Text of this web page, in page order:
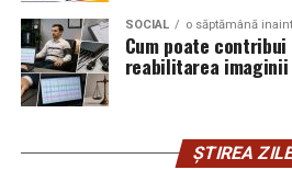
vigilența utilizatorului rămâne
explică Horațiu Șimon, Chief
cyber_Folks România.
informările din ultima lună
SOCIAL o săptămână
Cum poate
reabilitarea imaginii
ȘTIREA